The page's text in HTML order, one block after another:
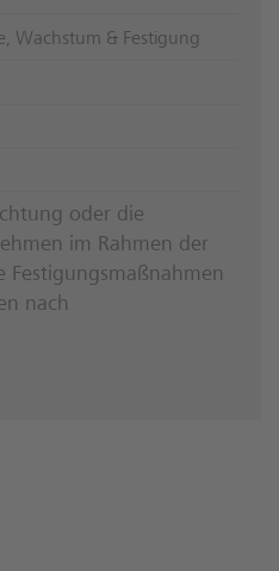
Wachstum & Festigung
oder die
im Rahmen der
Festigungsmaßnahmen
nach